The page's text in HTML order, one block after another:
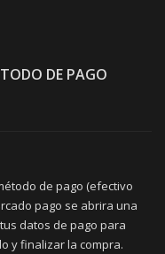
DE PAGO
de pago (efectivo
pago se abrira una
datos de pago para
y finalizar la compra.